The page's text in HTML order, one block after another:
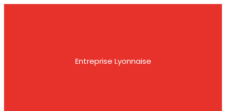
Entreprise Lyonnaise